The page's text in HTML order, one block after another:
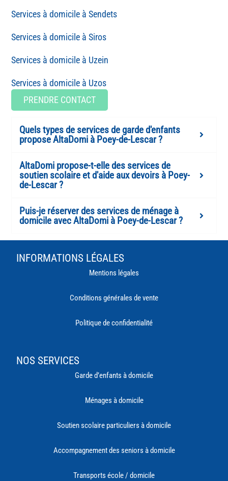
Sendets
Siros
Uzein
Uzos
PRENDRE CONTACT
Quels types de services de garde d'enfants
propose AltaDomi à Poey-de-Lescar ?
AltaDomi propose-t-elle des services de
soutien scolaire et d'aide aux devoirs à Poey-
de-Lescar ?
Puis-je réserver des services de ménage à
domicile avec AltaDomi à Poey-de-Lescar ?
INFORMATIONS LÉGALES
Mentions légales
Conditions générales de vente
Politique de confidentialité
NOS SERVICES
Garde d’enfants à domicile
Ménages à domicile
Soutien scolaire particuliers à domicile
Accompagnement des seniors à domicile
Transports école / domicile